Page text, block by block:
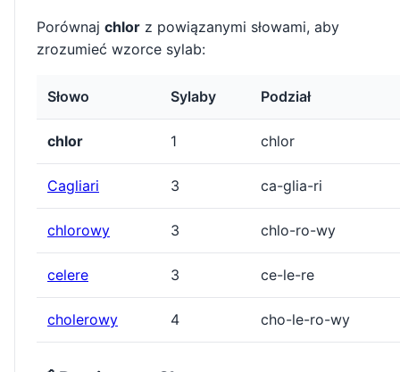
Porównaj chlor z powiązanymi słowami, aby
zrozumieć wzorce sylab:
Słowo Sylaby Podział
chlor 1 chlor
Cagliari 3 ca-glia-ri
chlorowy 3 chlo-ro-wy
celere 3 ce-le-re
cholerowy 4 cho-le-ro-wy